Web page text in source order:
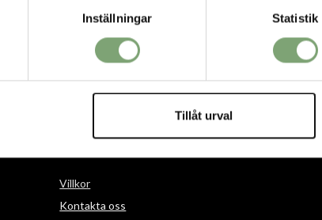
Inställningar Statistik
Tillåt urval
Villkor
Kontakta oss